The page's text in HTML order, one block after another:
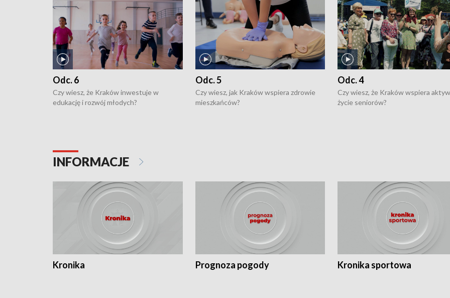
Odc. 6
Czy wiesz, że Kraków inwestuje w
edukację i rozwój młodych?
Odc. 5
Czy wiesz, jak Kraków wspiera zdrowie
mieszkańców?
Odc. 4
Czy wiesz, że Kraków wspiera
życie seniorów?
INFORMACJE
Kronika Prognoza pogody Kronika sportowa